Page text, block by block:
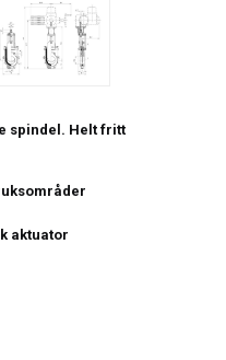
spindel. Helt fritt
aktuator